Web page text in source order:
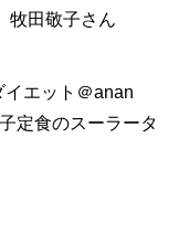
牧田敬子さん
エット＠anan
定食のスーラータ